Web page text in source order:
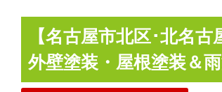
【名古屋市北区･北名
外壁塗装・屋根塗装＆